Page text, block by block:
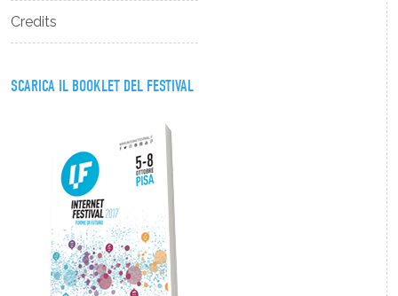
Credits
SCARICA IL BOOKLET DEL FESTIVAL